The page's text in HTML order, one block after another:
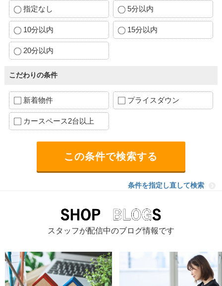
指定なし 5分以内
10分以内 15分以内
20分以内
こだわりの条件
新着物件 プライスダウン
カースペース2台以上
条件を指定し直して検索
スタッフが配信中のブログ情報です